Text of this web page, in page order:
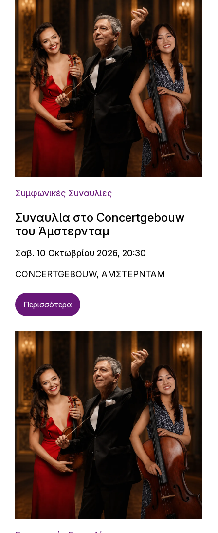
Συμφωνικές Συναυλίες
Συναυλία στο Concertgebouw
του Άμστερνταμ
Σαβ. 10 Οκτωβρίου 2026, 20:30
CONCERTGEBOUW, ΑΜΣΤΕΡΝΤΑΜ
Περισσότερα